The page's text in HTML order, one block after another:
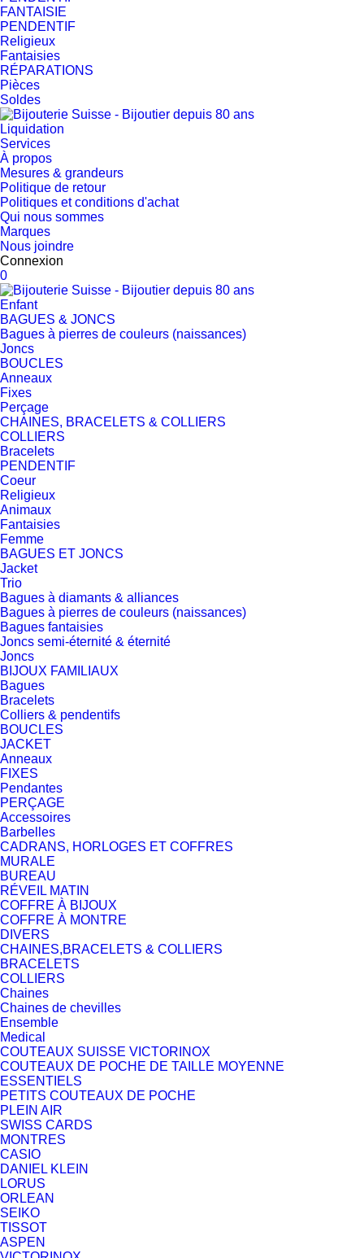
FANTAISIE
PENDENTIF
Religieux
Fantaisies
RÉPARATIONS
Pièces
Soldes
Liquidation
Services
À propos
Mesures & grandeurs
Politique de retour
Politiques et conditions d'achat
Qui nous sommes
Marques
Nous joindre
Connexion
0
Enfant
BAGUES & JONCS
Bagues à pierres de couleurs (naissances)
Joncs
BOUCLES
Anneaux
Fixes
Perçage
CHAINES, BRACELETS & COLLIERS
COLLIERS
Bracelets
PENDENTIF
Coeur
Religieux
Animaux
Fantaisies
Femme
BAGUES ET JONCS
Jacket
Trio
Bagues à diamants & alliances
Bagues à pierres de couleurs (naissances)
Bagues fantaisies
Joncs semi-éternité & éternité
Joncs
BIJOUX FAMILIAUX
Bagues
Bracelets
Colliers & pendentifs
BOUCLES
JACKET
Anneaux
FIXES
Pendantes
PERÇAGE
Accessoires
Barbelles
CADRANS, HORLOGES ET COFFRES
MURALE
BUREAU
RÉVEIL MATIN
COFFRE À BIJOUX
COFFRE À MONTRE
DIVERS
CHAINES,BRACELETS & COLLIERS
BRACELETS
COLLIERS
Chaines
Chaines de chevilles
Ensemble
Medical
COUTEAUX SUISSE VICTORINOX
COUTEAUX DE POCHE DE TAILLE MOYENNE
ESSENTIELS
PETITS COUTEAUX DE POCHE
PLEIN AIR
SWISS CARDS
MONTRES
CASIO
DANIEL KLEIN
LORUS
ORLEAN
SEIKO
TISSOT
ASPEN